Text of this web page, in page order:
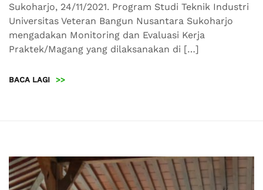
Sukoharjo, 24/11/2021. Program Studi Teknik Industri
Universitas Veteran Bangun Nusantara Sukoharjo
mengadakan Monitoring dan Evaluasi Kerja
Praktek/Magang yang dilaksanakan di […]
BACA LAGI >>